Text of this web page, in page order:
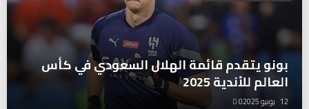
بونو يتقدم قائمة الهلال السعودي في كأس
العالم للأندية 2025
12 يونيو 2025 0